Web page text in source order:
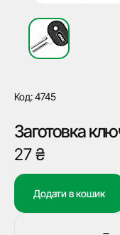
Код: 4745
Заготовка
27₴
Додати в кошик